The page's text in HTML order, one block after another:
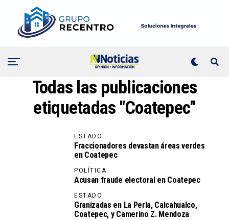
Todas las publicaciones
etiquetadas "Coatepec"
ESTADO
Fraccionadores devastan áreas verdes
en Coatepec
POLÍTICA
Acusan fraude electoral en Coatepec
ESTADO
Granizadas en La Perla, Calcahualco,
Coatepec, y Camerino Z. Mendoza